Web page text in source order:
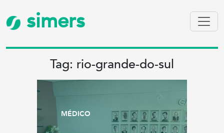
simers
Tag: rio-grande-do-sul
MÉDICO